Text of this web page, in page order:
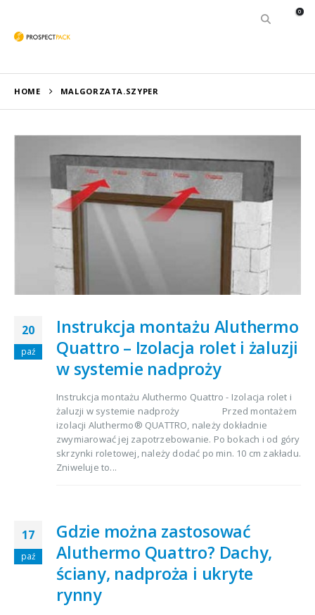
0
HOME MALGORZATA.SZYPER
20
paź
Instrukcja montażu Aluthermo
Quattro – Izolacja rolet i żaluzji
w systemie nadproży
Instrukcja montażu Aluthermo Quattro - Izolacja rolet i
żaluzji w systemie nadproży Przed montażem
izolacji Aluthermo® QUATTRO, należy dokładnie
zwymiarować jej zapotrzebowanie. Po bokach i od góry
skrzynki roletowej, należy dodać po min. 10 cm zakładu.
Zniweluje to...
17
paź
Gdzie można zastosować
Aluthermo Quattro? Dachy,
ściany, nadproża i ukryte
rynny